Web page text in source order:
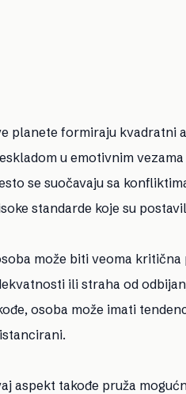
planete formiraju kvadratni
u emotivnim
se suočavaju sa
standarde koje su
može biti veoma
ili straha od
osoba može imati
aspekt takođe pruža